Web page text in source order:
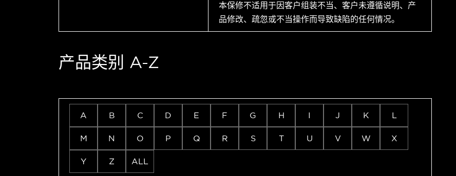
本保修不适用于因客户组装不当、客户未遵循说明、产
品修改、疏忽或不当操作而导致缺陷的任何情况。
产品类别 A-Z
A B C D E F G H I J K L
M N O P Q R S T U V W X
Y Z ALL